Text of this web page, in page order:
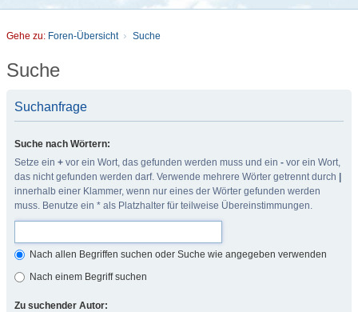
Gehe zu: Foren-Übersicht Suche
Suche
Suchanfrage
Suche nach Wörtern:
Setze ein + vor ein Wort, das gefunden werden muss und ein - vor ein Wort,
das nicht gefunden werden darf. Verwende mehrere Wörter getrennt durch
innerhalb einer Klammer, wenn nur eines der Wörter gefunden werden
muss. Benutze ein * als Platzhalter für teilweise Übereinstimmungen.
Nach allen Begriffen suchen oder Suche wie angegeben verwenden
Nach einem Begriff suchen
Zu suchender Autor: